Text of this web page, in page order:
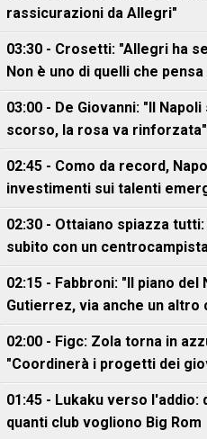
rassicurazioni da Allegri"
03:30 - Crosetti: "Allegri ha
Non è uno di quelli che
03:00 - De Giovanni: "Il
scorso, la rosa va rinforzata"
02:45 - Como da record,
investimenti sui talenti
02:30 - Ottaiano spiazza
subito con un
02:15 - Fabbroni: "Il piano del
Gutierrez, via anche un altro
02:00 - Figc: Zola torna in
"Coordinerà i progetti dei
01:45 - Lukaku verso l'addio:
quanti club vogliono Big Rom